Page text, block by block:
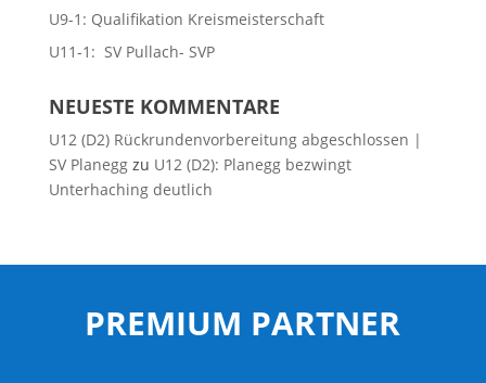
U9-1: Qualifikation Kreismeisterschaft
U11-1: SV Pullach- SVP
NEUESTE KOMMENTARE
U12 (D2) Rückrundenvorbereitung abgeschlossen |
SV Planeggzu U12 (D2): Planegg bezwingt
Unterhaching deutlich
PREMIUM PARTNER